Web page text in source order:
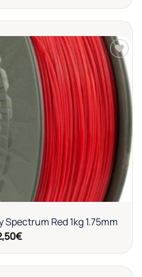
Añadir
a la
lista de
deseos
Red 1kg 1.75mm
€